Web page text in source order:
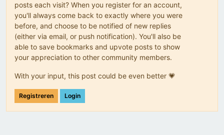
posts each visit? When you register for an account,
you'll always come back to exactly where you were
before, and choose to be notified of new replies
(either via email, or push notification). You'll also be
able to save bookmarks and upvote posts to show
your appreciation to other community members.
With your input, this post could be even better 💗
Registreren Login